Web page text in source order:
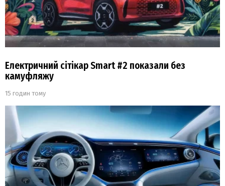
Електричний сітікар Smart #2 показали без
камуфляжу
15 годин тому